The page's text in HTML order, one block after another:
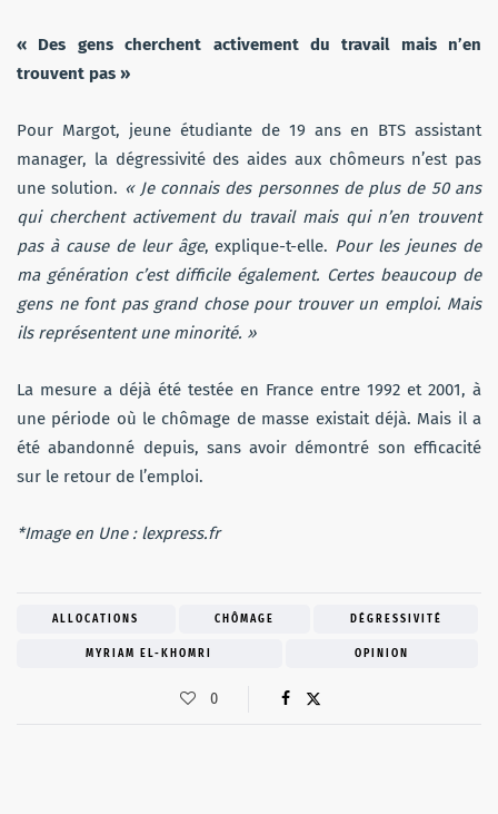
« Des gens cherchent activement du travail mais n’en
trouvent pas »
Pour Margot, jeune étudiante de 19 ans en BTS assistant
manager, la dégressivité des aides aux chômeurs n’est pas
une solution. « Je connais des personnes de plus de 50 ans
qui cherchent activement du travail mais qui n’en trouvent
pas à cause de leur âge, explique-t-elle. Pour les jeunes de
ma génération c’est difficile également. Certes beaucoup de
gens ne font pas grand chose pour trouver un emploi. Mais
ils représentent une minorité. »
La mesure a déjà été testée en France entre 1992 et 2001, à
une période où le chômage de masse existait déjà. Mais il a
été abandonné depuis, sans avoir démontré son efficacité
sur le retour de l’emploi.
*Image en Une : lexpress.fr
ALLOCATIONS CHÔMAGE DÉGRESSIVITÉ
MYRIAM EL-KHOMRI OPINION
0